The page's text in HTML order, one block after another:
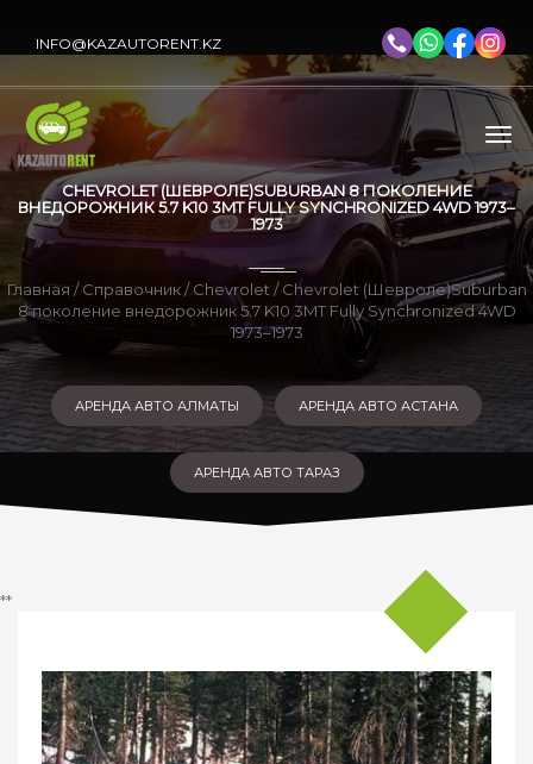
INFO@KAZAUTORENT.KZ
CHEVROLET (ШЕВРОЛЕ)SUBURBAN 8 ПОКОЛЕНИЕ
ВНЕДОРОЖНИК 5.7 K10 3MT FULLY SYNCHRONIZED 4WD 1973–
1973
Главная /Справочник/Chevrolet / Chevrolet (Шевроле)Suburban
8 поколение внедорожник 5.7 K10 3MT Fully Synchronized 4WD
1973–1973
АРЕНДА АВТО АЛМАТЫ АРЕНДА АВТО АСТАНА
АРЕНДА АВТО ТАРАЗ
**